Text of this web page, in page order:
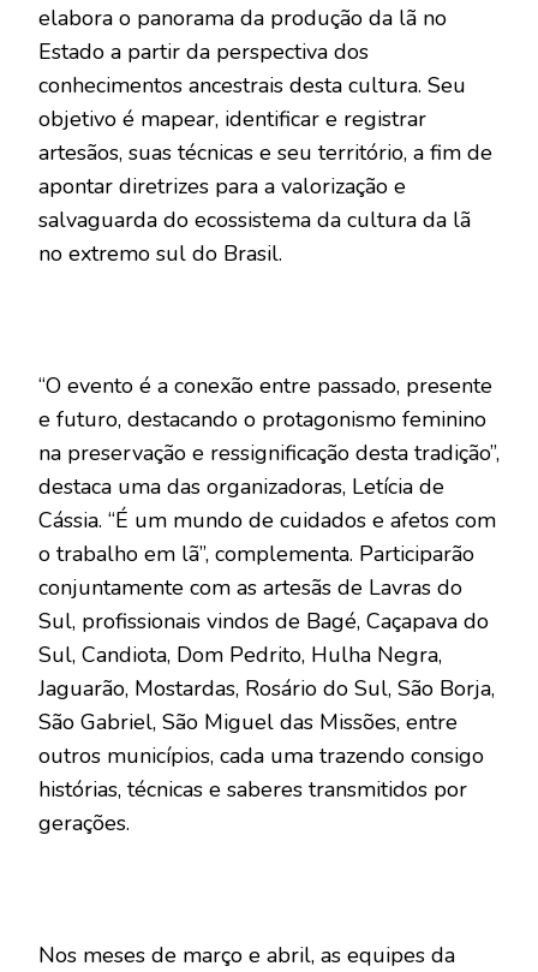
elabora o panorama da produção da lã no
Estado a partir da perspectiva dos
conhecimentos ancestrais desta cultura. Seu
objetivo é mapear, identificar e registrar
artesãos, suas técnicas e seu território, a fim de
apontar diretrizes para a valorização e
salvaguarda do ecossistema da cultura da lã
no extremo sul do Brasil.
“O evento é a conexão entre passado, presente
e futuro, destacando o protagonismo feminino
na preservação e ressignificação desta tradição”,
destaca uma das organizadoras, Letícia de
Cássia. “É um mundo de cuidados e afetos com
o trabalho em lã”, complementa. Participarão
conjuntamente com as artesãs de Lavras do
Sul, profissionais vindos de Bagé, Caçapava do
Sul, Candiota, Dom Pedrito, Hulha Negra,
Jaguarão, Mostardas, Rosário do Sul, São Borja,
São Gabriel, São Miguel das Missões, entre
outros municípios, cada uma trazendo consigo
histórias, técnicas e saberes transmitidos por
gerações.
Nos meses de março e abril, as equipes da